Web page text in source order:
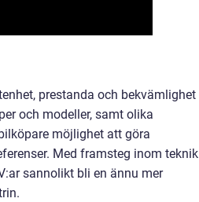
prestanda och bekvämlighet
och modeller, samt olika
möjlighet att göra
Med framsteg inom teknik
sannolikt bli en ännu mer